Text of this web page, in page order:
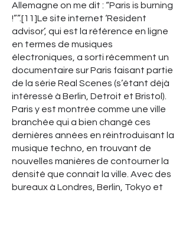
Allemagne on me dit : “Paris is burning
!””.[11]Le site internet ‘Resident
advisor’, qui est la référence en ligne
en termes de musiques
électroniques, a sorti récemment un
documentaire sur Paris faisant partie
de la série Real Scenes (s’étant déjà
intéressé à Berlin, Detroit et Bristol).
Paris y est montrée comme une ville
branchée qui a bien changé ces
dernières années en réintroduisant la
musique techno, en trouvant de
nouvelles manières de contourner la
densité que connait la ville. Avec des
bureaux à Londres, Berlin, Tokyo et